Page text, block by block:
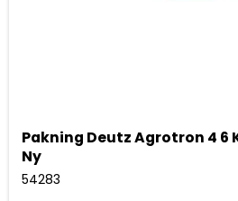
Pakning Deutz Agrotron 4 6
Ny
54283